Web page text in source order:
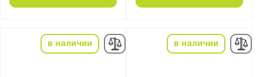
в наличии в наличии